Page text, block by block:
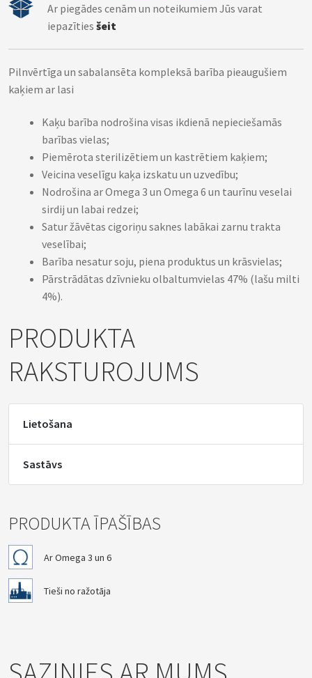
Ar piegādes cenām un noteikumiem Jūs varat
iepazīties šeit
Pilnvērtīga un sabalansēta kompleksā barība pieaugušiem
kaķiem ar lasi
Kaķu barība nodrošina visas ikdienā nepieciešamās
barības vielas;
Piemērota sterilizētiem un kastrētiem kaķiem;
Veicina veselīgu kaķa izskatu un uzvedību;
Nodrošina ar Omega 3 un Omega 6 un taurīnu veselai
sirdij un labai redzei;
Satur žāvētas cigoriņu saknes labākai zarnu trakta
veselībai;
Barība nesatur soju, piena produktus un krāsvielas;
Pārstrādātas dzīvnieku olbaltumvielas 47% (lašu milti
4%).
PRODUKTA
RAKSTUROJUMS
Lietošana
Sastāvs
PRODUKTA ĪPAŠĪBAS
Ar Omega 3 un 6
Tieši no ražotāja